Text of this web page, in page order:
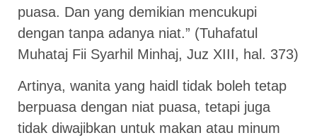
puasa. Dan yang demikian mencukupi
dengan tanpa adanya niat.” (Tuhafatul
Muhataj Fii Syarhil Minhaj, Juz XIII, hal. 373)
Artinya, wanita yang haidl tidak boleh tetap
berpuasa dengan niat puasa, tetapi juga
tidak diwajibkan untuk makan atau minum